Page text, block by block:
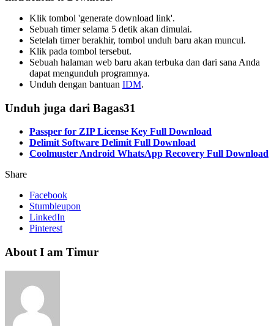
Klik tombol 'generate download link'.
Sebuah timer selama 5 detik akan dimulai.
Setelah timer berakhir, tombol unduh baru akan muncul.
Klik pada tombol tersebut.
Sebuah halaman web baru akan terbuka dan dari sana Anda
dapat mengunduh programnya.
Unduh dengan bantuan IDM.
Unduh juga dari Bagas31
Passper for ZIP License Key Full Download
Delimit Software Delimit Full Download
Coolmuster Android WhatsApp Recovery Full Download
Share
Facebook
Stumbleupon
LinkedIn
Pinterest
About I am Timur